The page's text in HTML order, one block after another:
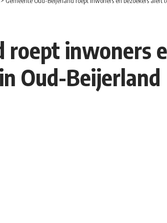
roept inwoners
Oud-Beijerland